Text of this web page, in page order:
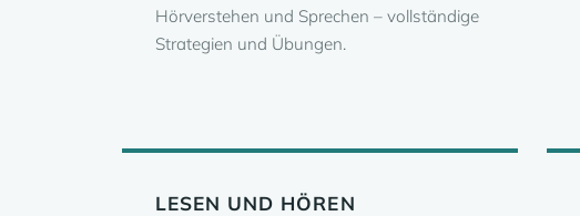
Hörverstehen und Sprechen – vollständige
Strategien und Übungen.
LESEN UND HÖREN